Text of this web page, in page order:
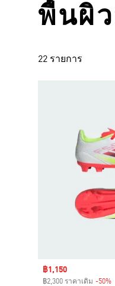
พื้นผิว
22 รายการ
Sale price
฿1,150
฿2,300 ราคาเดิม -50%